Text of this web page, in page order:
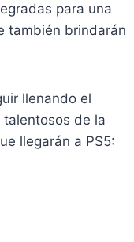
para una
también brindarán
llenando el
de la
llegarán a PS5: